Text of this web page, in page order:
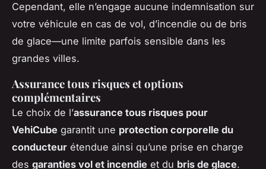
Cependant, elle n’engage aucune indemnisation sur
votre véhicule en cas de vol, d’incendie ou de bris
de glace—une limite parfois sensible dans les
grandes villes.
Assurance tous risques et options
complémentaires
Le choix de l’assurance tous risques pour
VehiCube garantit une protection corporelle du
conducteur étendue ainsi qu’une prise en charge
des garanties vol et incendie et du bris de glace.